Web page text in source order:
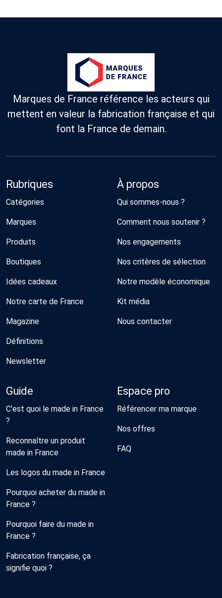
Marques de France référence les acteurs qui
mettent en valeur la fabrication française et qui
font la France de demain.
Rubriques
Catégories
Marques
Produits
Boutiques
Idées cadeaux
Notre carte de France
Magazine
Définitions
Newsletter
À propos
Qui sommes-nous ?
Comment nous soutenir ?
Nos engagements
Nos critères de sélection
Notre modèle économique
Kit média
Nous contacter
Guide
C'est quoi le made in France
?
Reconnaître un produit
made in France
Les logos du made in France
Pourquoi acheter du made in
France ?
Pourquoi faire du made in
France ?
Fabrication française, ça
signifie quoi ?
Espace pro
Référencer ma marque
Nos offres
FAQ